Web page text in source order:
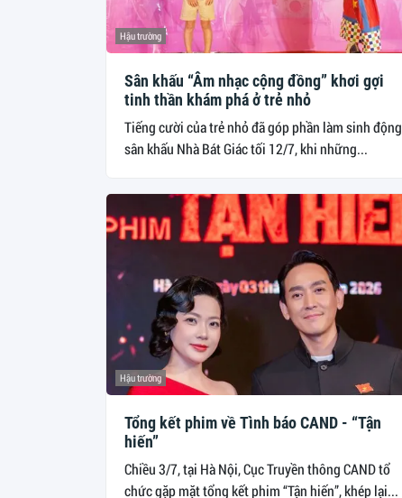
Hậu trường
Sân khấu “Âm nhạc cộng đồng” khơi gợi
tinh thần khám phá ở trẻ nhỏ
Tiếng cười của trẻ nhỏ đã góp phần làm sinh động
sân khấu Nhà Bát Giác tối 12/7, khi những...
Hậu trường
Tổng kết phim về Tình báo CAND - “Tận
hiến”
Chiều 3/7, tại Hà Nội, Cục Truyền thông CAND tổ
chức gặp mặt tổng kết phim “Tận hiến”, khép lại...